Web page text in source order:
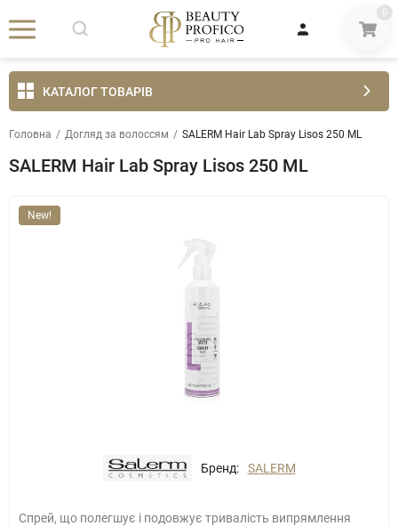
0
КАТАЛОГ ТОВАРІВ
Головна / Догляд за волоссям / SALERM Hair Lab Spray Lisos 250 ML
SALERM Hair Lab Spray Lisos 250 ML
New!
Бренд: SALERM
Спрей, що полегшує і подовжує тривалість випрямлення